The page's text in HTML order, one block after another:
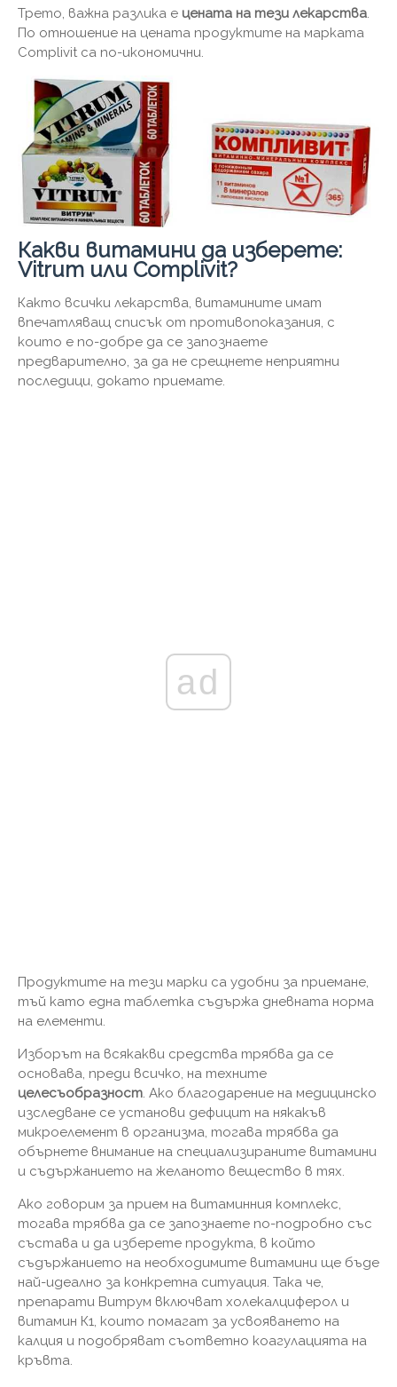
Трето, важна разлика е цената на тези лекарства.
По отношение на цената продуктите на марката
Complivit са по-икономични.
Какви витамини да изберете:
Vitrum или Complivit?
Както всички лекарства, витамините имат
впечатляващ списък от противопоказания, с
които е по-добре да се запознаете
предварително, за да не срещнете неприятни
последици, докато приемате.
ad
Продуктите на тези марки са удобни за приемане,
тъй като една таблетка съдържа дневната норма
на елементи.
Изборът на всякакви средства трябва да се
основава, преди всичко, на техните
целесъобразност. Ако благодарение на медицинско
изследване се установи дефицит на някакъв
микроелемент в организма, тогава трябва да
обърнете внимание на специализираните витамини
и съдържанието на желаното вещество в тях.
Ако говорим за прием на витаминния комплекс,
тогава трябва да се запознаете по-подробно със
състава и да изберете продукта, в който
съдържанието на необходимите витамини ще бъде
най-идеално за конкретна ситуация. Така че,
препарати Витрум включват холекалциферол и
витамин К1, които помагат за усвояването на
калция и подобряват съответно коагулацията на
кръвта.